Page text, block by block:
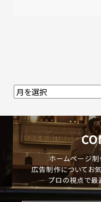
ホームページ
広告制作についてお
プロの視点で最